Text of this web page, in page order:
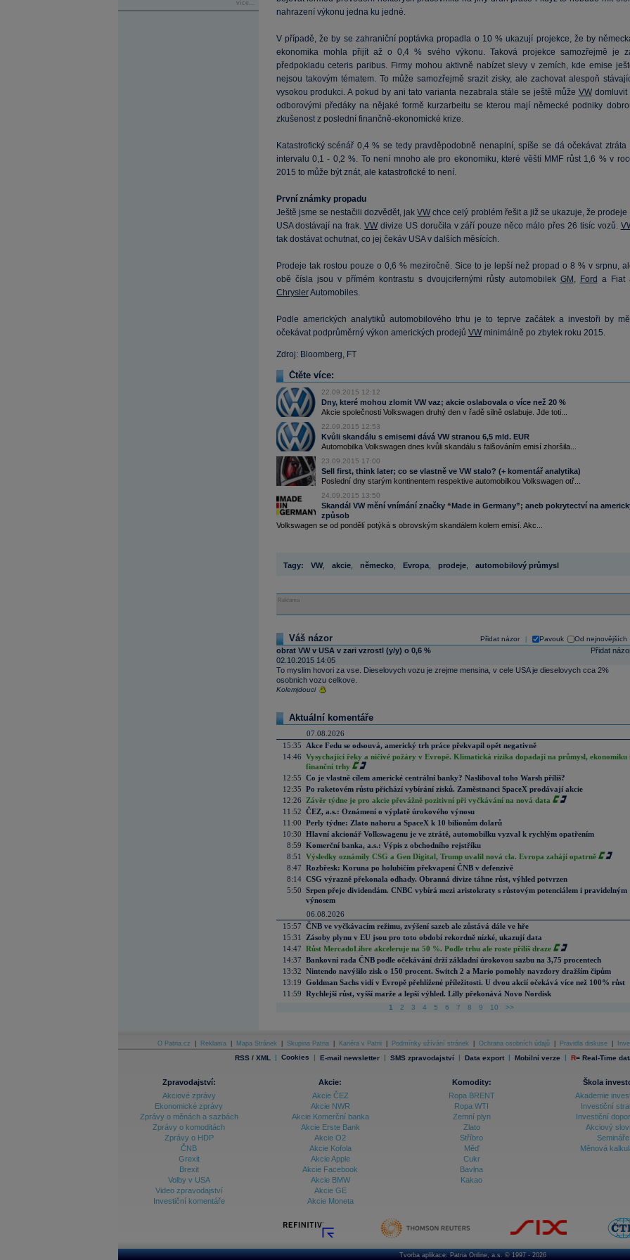
více...
nahrazení výkonu jedna ku jedné.
V případě, že by se zahraniční poptávka propadla o 10 % ukazují projekce, že by
ekonomika mohla přijít až o 0,4 % svého výkonu. Taková projekce samozřejmě je
předpokladu ceteris paribus. Firmy mohou aktivně nabízet slevy v zemích, kde emise
nejsou takovým tématem. To může samozřejmě srazit zisky, ale zachovat alespoň
vysokou produkci. A pokud by ani tato varianta nezabrala stále se ještě může VWdomluvit
odborovými předáky na nějaké formě kurzarbeitu se kterou mají německé podniky
zkušenost z poslední finančně-ekonomické krize.
Katastrofický scénář 0,4 % se tedy pravděpodobně nenaplní, spíše se dá očekávat ztráta
intervalu 0,1 - 0,2 %. To není mnoho ale pro ekonomiku, které věští MMF růst 1,6 % v
2015 to může být znát, ale katastrofické to není.
První známky propadu
Ještě jsme se nestačili dozvědět, jakVW chce celý problém řešit a již se ukazuje, že prodeje
USA dostávají na frak.VW divize US doručila v září pouze něco málo přes 26 tisíc vozů.
tak dostávat ochutnat, co jej čekáv USA v dalších měsících.
Prodeje tak rostou pouze o 0,6 % meziročně. Sice to je lepší než propad o 8 % v srpnu,
obě čísla jsou v přímém kontrastu s dvoujcifernými růsty automobilek GM , Ford a Fiat
ChryslerAutomobiles.
Podle amerických analytiků automobilového trhu je to teprve začátek a investoři by
očekávat podprůměrný výkon amerických prodejů VWminimálně po zbytek roku 2015.
Zdroj: Bloomberg, FT
Čtěte více:
22.09.2015 12:12
Dny, které mohou zlomit VW vaz; akcie oslabovala o více než 20 %
Akcie společnosti Volkswagen druhý den v řadě silně oslabuje. Jde toti...
22.09.2015 12:53
Kvůli skandálu s emisemi dává VW stranou 6,5 mld. EUR
Automobilka Volkswagen dnes kvůli skandálu s falšováním emisí zhoršila...
23.09.2015 17:00
Sell first, think later; co se vlastně ve VW stalo? (+ komentář analytika)
Poslední dny starým kontinentem respektive automobilkou Volkswagen otř...
24.09.2015 13:50
Skandál VW mění vnímání značky “Made in Germany”; aneb pokrytectví na
způsob
Volkswagen se od pondělí potýká s obrovským skandálem kolem emisí. Akc...
Tagy: VW, akcie, německo, Evropa, prodeje, automobilový průmysl
Reklama
Přidat názor Pavouk Od nejnovějších
Váš názor
Přidat
obrat VW v USA v zari vzrostl (y/y) o 0,6 %
02.10.2015 14:05
To myslim hovori za vse. Dieselovych vozu je zrejme mensina, v cele USA je dieselovych cca 2%
osobnich vozu celkove.
Kolemjdouci
Aktuální komentáře
07.08.2026
15:35
Akce Fedu se odsouvá, americký trh práce překvapil opět negativně
14:46 Vysychající řeky a ničivé požáry v Evropě. Klimatická rizika dopadají na průmysl, ekonomiku
finanční trhy
12:55 Co je vlastně cílem americké centrální banky? Nasliboval toho Warsh příliš?
12:35 Po raketovém růstu přichází vybírání zisků. Zaměstnanci SpaceX prodávají akcie
12:26
Závěr týdne je pro akcie převážně pozitivní při vyčkávání na nová data
11:52 ČEZ, a.s.: Oznámení o výplatě úrokového výnosu
11:00 Perly týdne: Zlato nahoru a SpaceX k 10 bilionům dolarů
10:30 Hlavní akcionář Volkswagenu je ve ztrátě, automobilku vyzval k rychlým opatřením
8:59 Komerční banka, a.s.: Výpis z obchodního rejstříku
8:51
Výsledky oznámily CSG a Gen Digital, Trump uvalil nová cla. Evropa zahájí opatrně
8:47 Rozbřesk: Koruna po holubičím překvapení ČNB v defenzivě
8:14 CSG výrazně překonala odhady. Obranná divize táhne růst, výhled potvrzen
5:50 Srpen přeje dividendám. CNBC vybírá mezi aristokraty s růstovým potenciálem i pravidelným
výnosem
06.08.2026
15:57 ČNB ve vyčkávacím režimu, zvýšení sazeb ale zůstává dále ve hře
15:31
Zásoby plynu v EU jsou pro toto období rekordně nízké, ukazují data
14:47 Růst MercadoLibre akceleruje na 50 %. Podle trhu ale roste příliš draze
14:37 Bankovní rada ČNB podle očekávání drží základní úrokovou sazbu na 3,75 procentech
13:32 Nintendo navýšilo zisk o 150 procent. Switch 2 a Mario pomohly navzdory dražším čipům
13:19 Goldman Sachs vidí v Evropě přehlížené příležitosti. U dvou akcií očekává více než 100% růst
11:59 Rychlejší růst, vyšší marže a lepší výhled. Lilly překonává Novo Nordisk
1 2 3 4 5 6 7 8 9 10 >>
O Patria.cz Reklama Mapa Stránek Skupina Patria Kariéra v Patrii Podmínky užívání stránek Ochrana osobních údajů Pravidla diskuse
RSS / XML | Cookies | E-mail newsletter | SMS zpravodajství | Data export | Mobilní verze | R= Real-Time
Zpravodajství:
Akciové zprávy
Ekonomické zprávy
Zprávy o měnách a sazbách
Zprávy o komoditách
Zprávy o HDP
ČNB
Grexit
Brexit
Volby v USA
Video zpravodajství
Investiční komentáře
Akcie:
Akcie ČEZ
Akcie NWR
Akcie Komerční banka
Akcie Erste Bank
Akcie O2
Akcie Kofola
Akcie Apple
Akcie Facebook
Akcie BMW
Akcie GE
Akcie Moneta
Komodity:
Ropa BRENT
Ropa WTI
Zemní plyn
Zlato
Stříbro
Měď
Cukr
Bavlna
Kakao
Škola
Akademie
Investiční
Investiční
Akciový
Semináře
Měnová
Tvorba aplikace:Patria Online, a.s.© 1997 - 2026